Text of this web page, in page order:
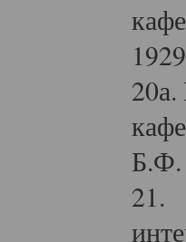
Б.Ф.
21.